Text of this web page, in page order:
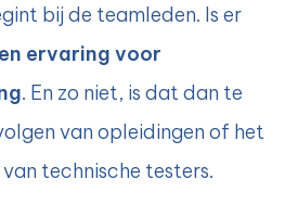
bij de teamleden. Is er
ervaring voor
. En zo niet, is dat dan te
van opleidingen of het
technische testers.